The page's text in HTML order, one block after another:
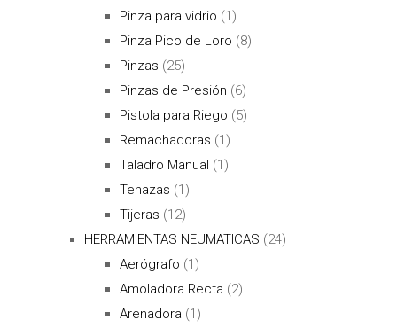
Pinza para vidrio (1)
Pinza Pico de Loro (8)
Pinzas (25)
Pinzas de Presión (6)
Pistola para Riego (5)
Remachadoras (1)
Taladro Manual (1)
Tenazas (1)
Tijeras (12)
HERRAMIENTAS NEUMATICAS (24)
Aerógrafo (1)
Amoladora Recta (2)
Arenadora (1)